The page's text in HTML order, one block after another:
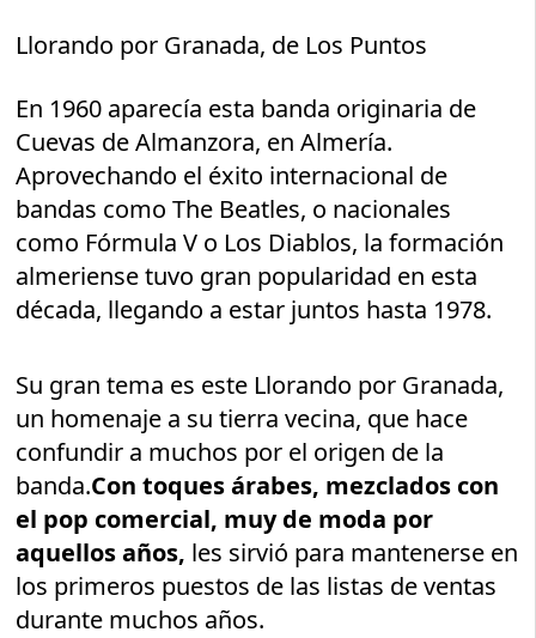
Llorando por Granada, de Los Puntos
En 1960 aparecía esta banda originaria de
Cuevas de Almanzora, en Almería.
Aprovechando el éxito internacional de
bandas como The Beatles, o nacionales
como Fórmula V o Los Diablos, la formación
almeriense tuvo gran popularidad en esta
década, llegando a estar juntos hasta 1978.
Su gran tema es este Llorando por Granada,
un homenaje a su tierra vecina, que hace
confundir a muchos por el origen de la
banda.Con toques árabes, mezclados con
el pop comercial, muy de moda por
aquellos años, les sirvió para mantenerse en
los primeros puestos de las listas de ventas
durante muchos años.